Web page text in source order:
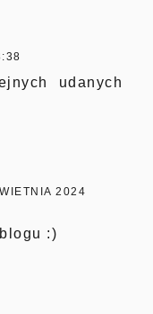
udanych
2024
:)